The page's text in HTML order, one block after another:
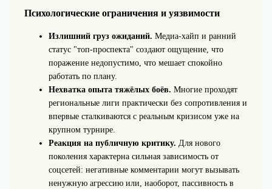
Психологические ограничения и уязвимости
Излишний груз ожиданий. Медиа‑хайп и ранний
статус "топ‑проспекта" создают ощущение, что
поражение недопустимо, что мешает спокойно
работать по плану.
Нехватка опыта тяжёлых боёв. Многие проходят
региональные лиги практически без сопротивления и
впервые сталкиваются с реальным кризисом уже на
крупном турнире.
Реакция на публичную критику. Для нового
поколения характерна сильная зависимость от
соцсетей: негативные комментарии могут вызывать
ненужную агрессию или, наоборот, пассивность в